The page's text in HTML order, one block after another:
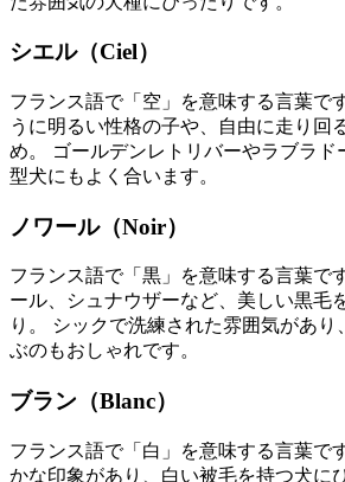
シエル（Ciel）
フランス語で「空」を意味する言葉で
うに明るい性格の子や、自由に走り回
め。 ゴールデンレトリバーやラブラド
型犬にもよく合います。
ノワール（Noir）
フランス語で「黒」を意味する言葉で
ール、シュナウザーなど、美しい黒毛
り。 シックで洗練された雰囲気があ
ぶのもおしゃれです。
ブラン（Blanc）
フランス語で「白」を意味する言葉で
かな印象があり、白い被毛を持つ犬に